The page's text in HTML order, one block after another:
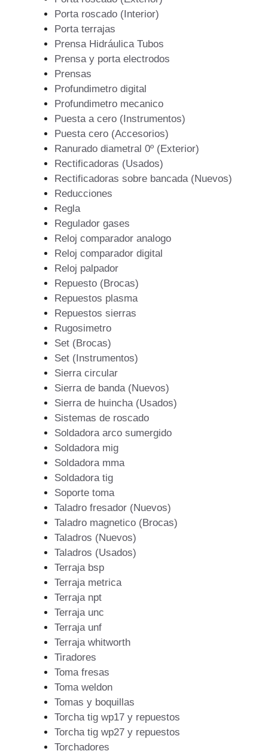
Porta roscado (Interior)
Porta terrajas
Prensa Hidráulica Tubos
Prensa y porta electrodos
Prensas
Profundimetro digital
Profundimetro mecanico
Puesta a cero (Instrumentos)
Puesta cero (Accesorios)
Ranurado diametral 0º (Exterior)
Rectificadoras (Usados)
Rectificadoras sobre bancada (Nuevos)
Reducciones
Regla
Regulador gases
Reloj comparador analogo
Reloj comparador digital
Reloj palpador
Repuesto (Brocas)
Repuestos plasma
Repuestos sierras
Rugosimetro
Set (Brocas)
Set (Instrumentos)
Sierra circular
Sierra de banda (Nuevos)
Sierra de huincha (Usados)
Sistemas de roscado
Soldadora arco sumergido
Soldadora mig
Soldadora mma
Soldadora tig
Soporte toma
Taladro fresador (Nuevos)
Taladro magnetico (Brocas)
Taladros (Nuevos)
Taladros (Usados)
Terraja bsp
Terraja metrica
Terraja npt
Terraja unc
Terraja unf
Terraja whitworth
Tiradores
Toma fresas
Toma weldon
Tomas y boquillas
Torcha tig wp17 y repuestos
Torcha tig wp27 y repuestos
Torchadores